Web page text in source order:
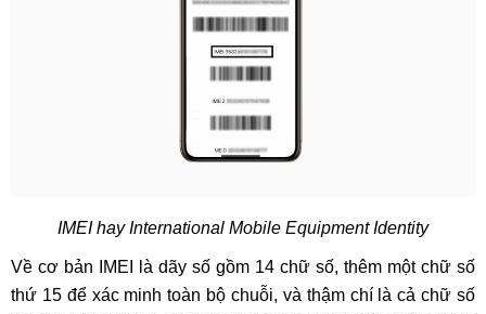
IMEI hay International Mobile Equipment Identity
Về cơ bản IMEI là dãy số gồm 14 chữ số, thêm một chữ số
thứ 15 để xác minh toàn bộ chuỗi, và thậm chí là cả chữ số